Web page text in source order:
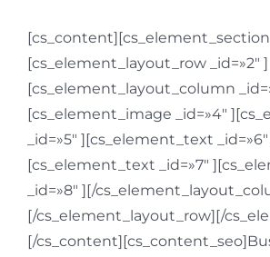
[cs_content][cs_element_section
[cs_element_layout_row _id=»2″ ]
[cs_element_layout_column
[cs_element_image _id=»4″
_id=»5″ ][cs_element_text _id=»6″
[cs_element_text _id=»7″
_id=»8″ ][/
[/cs_element_layout_row][/
[/